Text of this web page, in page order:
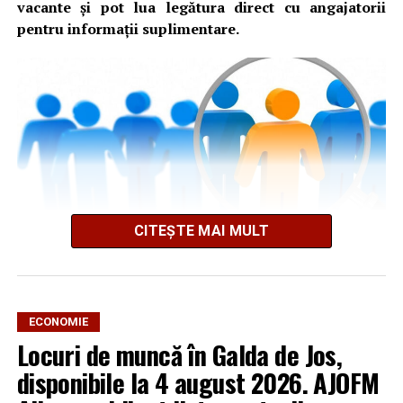
vacante și pot lua legătura direct cu angajatorii
pentru informații suplimentare.
din comuna Sântimbru, valabilă la data de
2026. Oferta cuprinde posturi din mai multe domenii de
activitate, fiind adresată atât persoanelor cu experiență,
cât și celor aflate la început de carieră.
CITEȘTE MAI MULT
ECONOMIE
Locuri de muncă în Galda de Jos,
disponibile la 4 august 2026. AJOFM